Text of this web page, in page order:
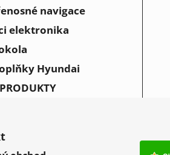
navigace
elektronika
Hyundai